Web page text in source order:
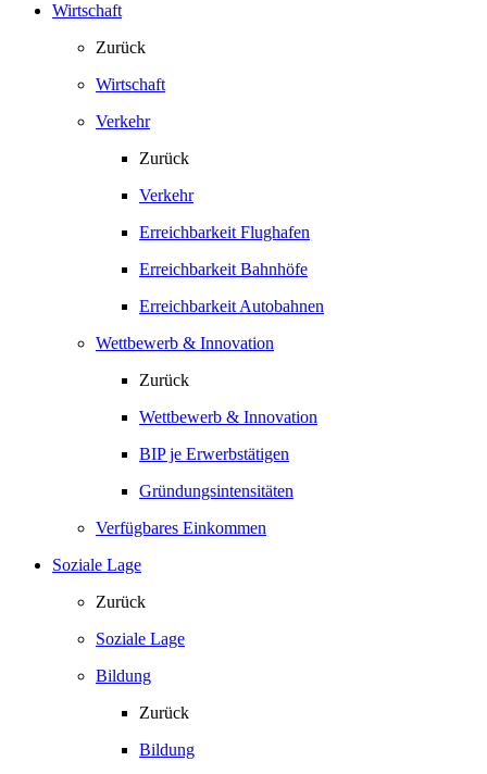
Wirtschaft
Zurück
Wirtschaft
Verkehr
Zurück
Verkehr
Erreichbarkeit Flughafen
Erreichbarkeit Bahnhöfe
Erreichbarkeit Autobahnen
Wettbewerb & Innovation
Zurück
Wettbewerb & Innovation
BIP je Erwerbstätigen
Gründungsintensitäten
Verfügbares Einkommen
Soziale Lage
Zurück
Soziale Lage
Bildung
Zurück
Bildung